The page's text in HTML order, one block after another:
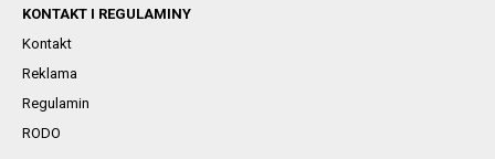
KONTAKT I REGULAMINY
Kontakt
Reklama
Regulamin
RODO